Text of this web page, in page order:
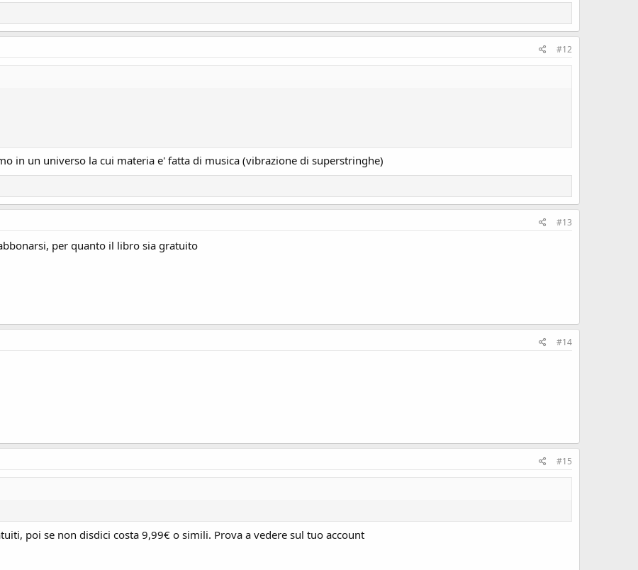
#12
in un universo la cui materia e' fatta di musica (vibrazione di superstringhe)
#13
per quanto il libro sia gratuito
#14
#15
poi se non disdici costa 9,99€ o simili. Prova a vedere sul tuo account